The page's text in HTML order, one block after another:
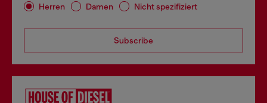
Herren Damen Nicht spezifiziert
Subscribe